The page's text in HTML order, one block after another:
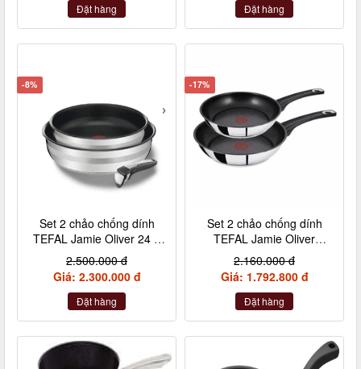
Đặt hàng Đặt hàng
-8%
Set 2 chảo chống dính
TEFAL Jamie Oliver 24 +
28cm inox cán rời
2.500.000 đ
Giá: 2.300.000 đ
Đặt hàng
-17%
Set 2 chảo chống dính
TEFAL Jamie Oliver
Titanium 20 + 26cm nội
địa Đức
2.160.000 đ
Giá: 1.792.800 đ
Đặt hàng